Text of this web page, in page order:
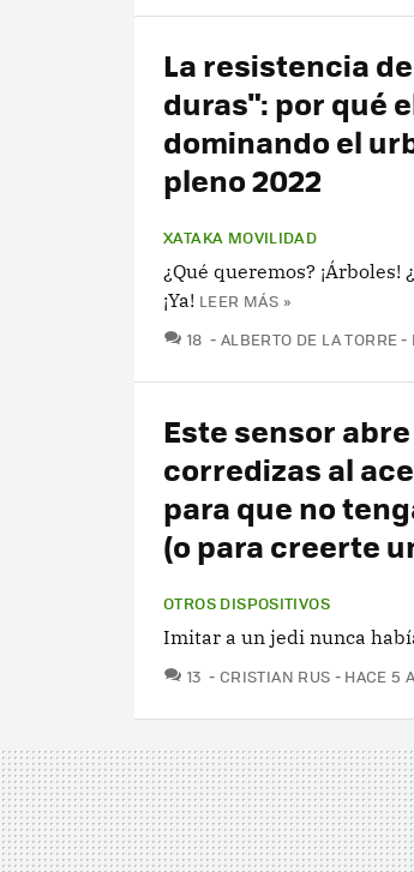
La resistencia
duras": por qué
dominando el
pleno 2022
XATAKA MOVILIDAD
¿Qué queremos? ¡Árboles!
¡Ya! LEER MÁS »
18 COMENTARIOS
ALBERTO DE LA TORRE
Este sensor
corredizas al
para que no
(o para creerte
OTROS DISPOSITIVOS
Imitar a un jedi nunca
13 COMENTARIOS
CRISTIAN RUS HACE 5